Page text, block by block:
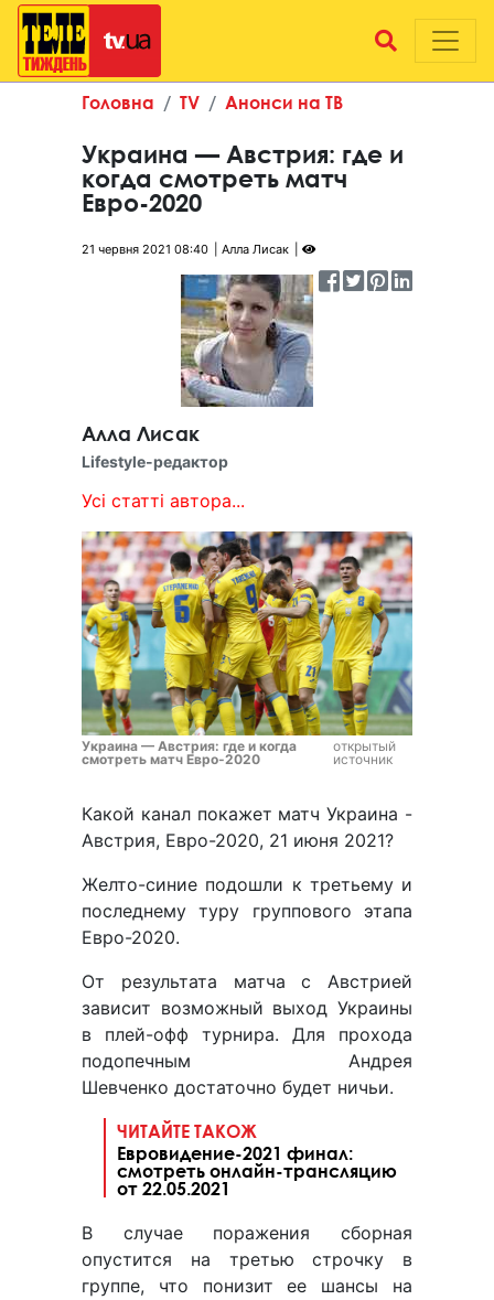
Головна TV Анонси на ТВ
Украина — Австрия: где и
когда смотреть матч
Евро-2020
21 червня 2021 08:40 Алла Лисак
Алла Лисак
Lifestyle-редактор
Усі статті автора...
Украина — Австрия: где и когда
смотреть матч Евро-2020
открытый
источник
Какой канал покажет матч Украина -
Австрия, Евро-2020, 21 июня 2021?
Желто-синие подошли к третьему и
последнему туру группового этапа
Евро-2020.
От результата матча с Австрией
зависит возможный выход Украины
в плей-офф турнира. Для прохода
подопечным Андрея
Шевченко достаточно будет ничьи.
ЧИТАЙТЕ ТАКОЖ
Евровидение-2021 финал:
смотреть онлайн-трансляцию
от 22.05.2021
В случае поражения сборная
опустится на третью строчку в
группе, что понизит ее шансы на